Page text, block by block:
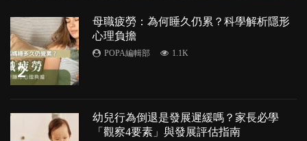
2
母職疲勞：為何睡久仍累？科學解析隱形
心理負擔
POPA編輯部 1.1K
幼兒行為倒退是發展遲緩嗎？家長必學
「觀察4要素」與發展評估指南